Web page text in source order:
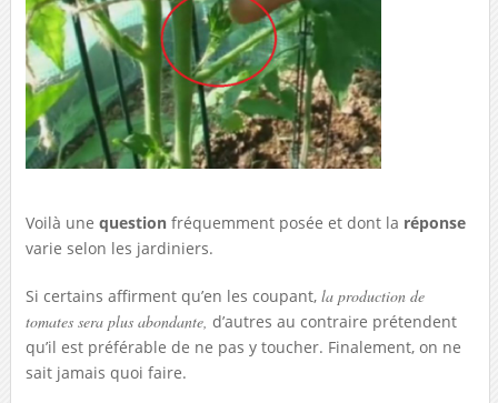
Voilà une questionfréquemment posée et dont la réponse
varie selon les jardiniers.
Si certains affirment qu’en les coupant, la production de
tomates sera plus abondante, d’autres au contraire prétendent
qu’il est préférable de ne pas y toucher. Finalement, on ne
sait jamais quoi faire.